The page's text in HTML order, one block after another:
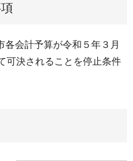
各会計予算が令和５年３月
可決されることを停止条件